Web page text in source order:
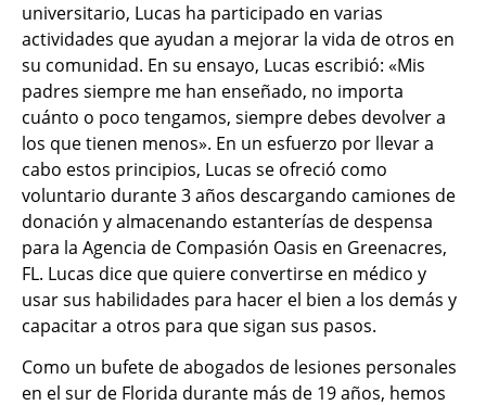
universitario, Lucas ha participado en varias
actividades que ayudan a mejorar la vida de otros en
su comunidad. En su ensayo, Lucas escribió: «Mis
padres siempre me han enseñado, no importa
cuánto o poco tengamos, siempre debes devolver a
los que tienen menos». En un esfuerzo por llevar a
cabo estos principios, Lucas se ofreció como
voluntario durante 3 años descargando camiones de
donación y almacenando estanterías de despensa
para la Agencia de Compasión Oasis en Greenacres,
FL. Lucas dice que quiere convertirse en médico y
usar sus habilidades para hacer el bien a los demás y
capacitar a otros para que sigan sus pasos.
Como un bufete de abogados de lesiones personales
en el sur de Florida durante más de 19 años, hemos